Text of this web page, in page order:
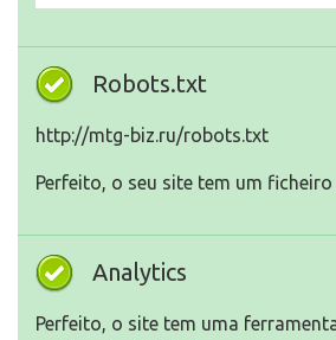
Robots.txt
http://mtg-biz.ru/robots.txt
Perfeito, o seu site tem um
Analytics
Perfeito, o site tem uma